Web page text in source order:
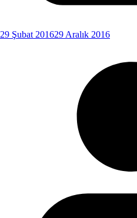
29 Şubat 201629 Aralık 2016